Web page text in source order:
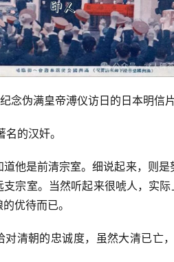
念伪满皇帝溥仪访日的日本明信
名的汉奸。
他是前清宗室。细说起来，则
支宗室。当然听起来很唬人，实
优待而已。
对清朝的忠诚度，虽然大清已亡